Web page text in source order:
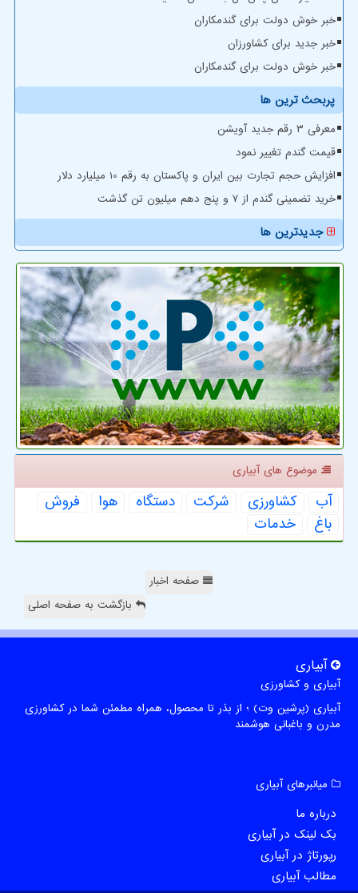
خبر خوش دولت برای گندمکاران
خبر جدید برای کشاورزان
خبر خوش دولت برای گندمکاران
پربحث ترین ها
معرفی ۳ رقم جدید آویشن
قیمت گندم تغییر نمود
افزایش حجم تجارت بین ایران و پاکستان به رقم 10 میلیارد دلار
خرید تضمینی گندم از ۷ و پنج دهم میلیون تن گذشت
جدیدترین ها
موضوع های آبیاری
آب كشاورزی شركت دستگاه هوا
فروش
باغ
خدمات
صفحه اخبار
بازگشت به صفحه اصلی
آبیاری
آبیاری و کشاورزی
آبیاری (پرشین وت) ؛ از بذر تا محصول، همراه مطمئن شما در کشاورزی
مدرن و باغبانی هوشمند
میانبرهای آبیاری
درباره ما
بک لینک در آبیاری
رپورتاژ در آبیاری
مطالب آبیاری